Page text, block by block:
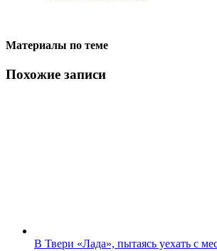
Материалы по теме
Похожие записи
В Твери «Лада», пытаясь уехать с